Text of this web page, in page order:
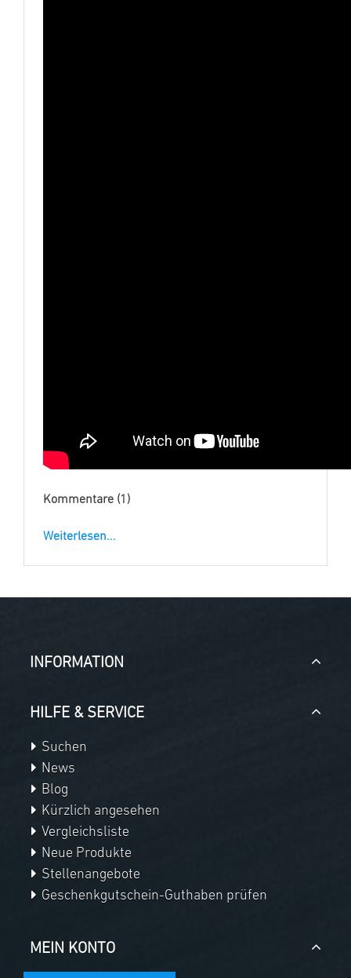
Kommentare (1)
Weiterlesen...
INFORMATION
HILFE & SERVICE
Suchen
News
Blog
Kürzlich angesehen
Vergleichsliste
Neue Produkte
Stellenangebote
Geschenkgutschein-Guthaben prüfen
MEIN KONTO